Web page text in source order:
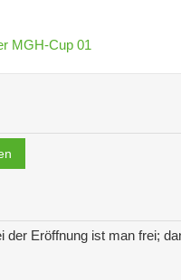
Eröffnung ist man frei;